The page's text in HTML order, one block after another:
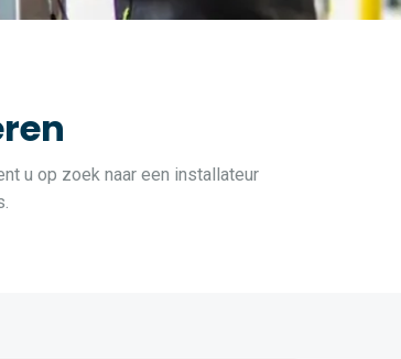
u op zoek naar een installateur